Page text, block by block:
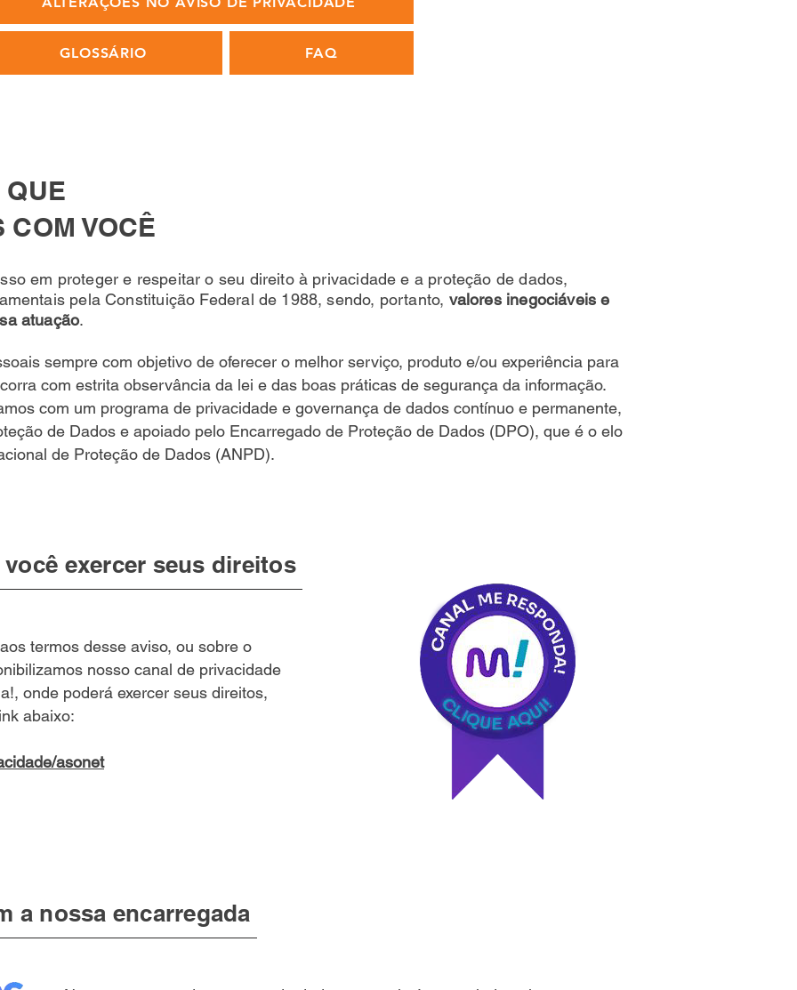
GLOSSÁRIO FAQ
VOCÊ
em proteger e respeitar o seu direito à privacidade e a proteção de dados,
pela Constituição Federal de 1988, sendo, portanto, valores inegociáveis e
atuação.
sempre com objetivo de oferecer o melhor serviço, produto e/ou experiência para
com estrita observância da lei e das boas práticas de segurança da informação.
com um programa de privacidade e governança de dados contínuo e permanente,
de Dados e apoiado pelo Encarregado de Proteção de Dados (DPO), que é o elo
de Proteção de Dados (ANPD).
exercer seus direitos
termos desse aviso, ou sobre o
nosso canal de privacidade
onde poderá exercer seus direitos,
abaixo:
asonet
a nossa encarregada